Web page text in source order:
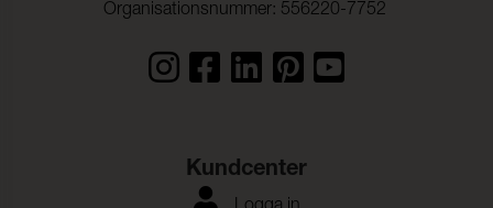
Organisationsnummer: 556220-7752
Kundcenter